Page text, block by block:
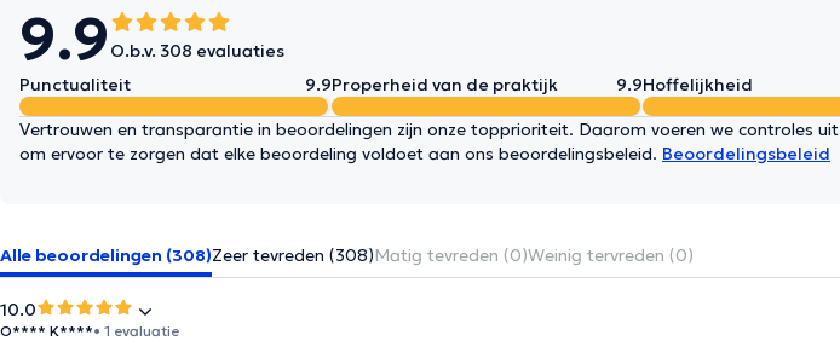
9.9 O.b.v. 308 evaluaties
Punctualiteit
9.9Properheid van de praktijk 9.9Hoffelijkheid
Vertrouwen en transparantie in beoordelingen zijn onze topprioriteit. Daarom voeren we controles uit
om ervoor te zorgen dat elke beoordeling voldoet aan ons beoordelingsbeleid. Beoordelingsbeleid
Alle beoordelingen (308)Zeer tevreden (308)Matig tevreden (0)Weinig tervreden (0)
10.0
O**** K****• 1 evaluatie